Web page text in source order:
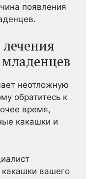
появления
неотложную
обратитесь к
время,
какашки и
какашки вашего